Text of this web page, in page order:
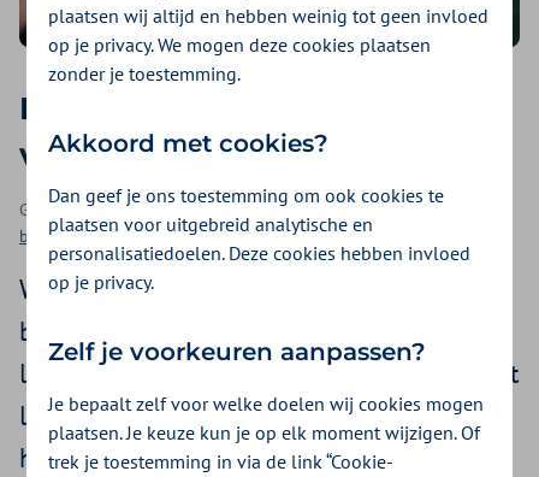
Dít is het geheime ingrediënt
voor meer energie
Geplaatst op 2 maart 2023 | Een artikel als onderdeel van
bewegen| 3 minuten lezen
Wil jij na een lange dag het liefst op de
bank ploffen? Of onder de dekens gaan
liggen en een gat in de dag slapen? Dat lijkt
logisch, maar stiekem laden we daar
helemaal niet zo van op. Hoe je dan wel
plaatsen wij altijd en hebben weinig tot geen invloed
op je privacy. We mogen deze cookies plaatsen
zonder je toestemming.
Akkoord met cookies?
Dan geef je ons toestemming om ook cookies te
plaatsen voor uitgebreid analytische en
personalisatiedoelen. Deze cookies hebben invloed
op je privacy.
Zelf je voorkeuren aanpassen?
Je bepaalt zelf voor welke doelen wij cookies mogen
plaatsen. Je keuze kun je op elk moment wijzigen. Of
trek je toestemming in via de link “Cookie-